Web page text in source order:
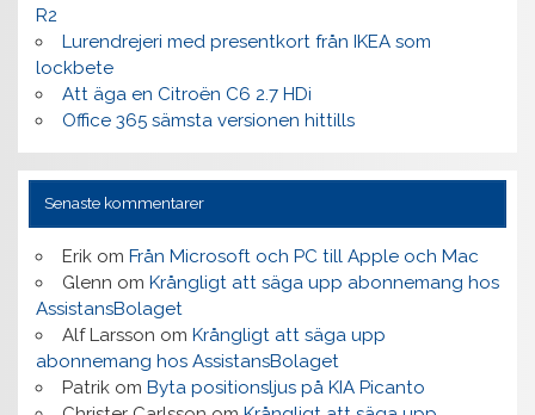
R2
Lurendrejeri med presentkort från IKEA som
lockbete
Att äga en Citroën C6 2.7 HDi
Office 365 sämsta versionen hittills
Senaste kommentarer
Erikom Från Microsoft och PC till Apple och Mac
Glenn om Krångligt att säga upp abonnemang hos
AssistansBolaget
Alf Larsson om Krångligt att säga upp
abonnemang hos AssistansBolaget
Patrikom Byta positionsljus på KIA Picanto